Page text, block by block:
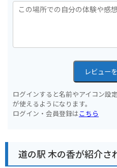
レビュー
ログインすると名前やアイコン設
が使えるようになります。
ログイン・会員登録はこちら
道の駅 木の香が紹介さ